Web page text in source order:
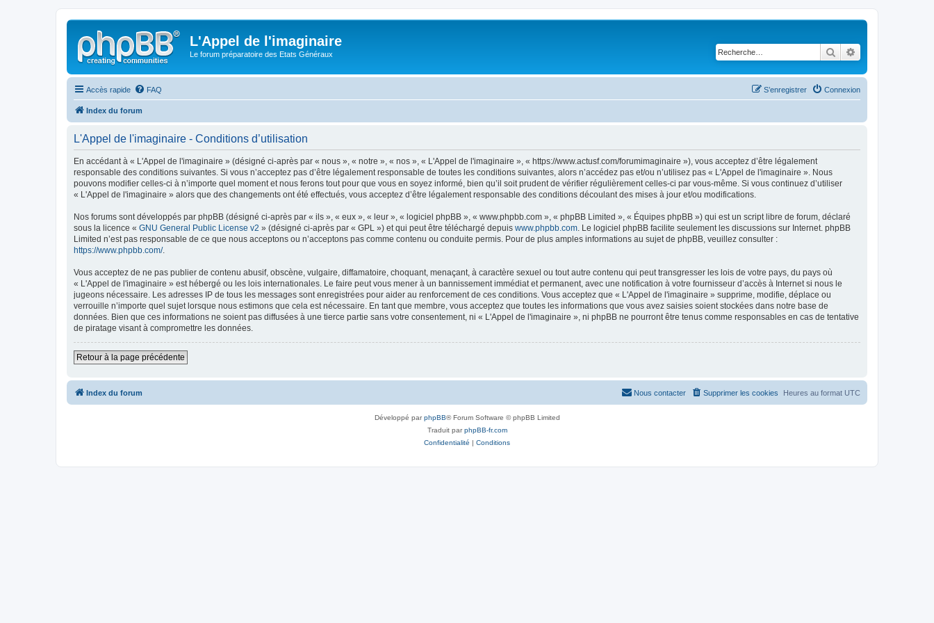
L'Appel de l'imaginaire
Le forum préparatoire des Etats Généraux Rechercher
Accès rapide FAQ Connexion
S’enregistrer
Index du forum
L'Appel de l'imaginaire - Conditions d’utilisation
En accédant à « L'Appel de l'imaginaire » (désigné ci-après par « nous », « notre », « nos », « L'Appel de l'imaginaire », « https://www.actusf.com/forumimaginaire »), vous acceptez d’être légalement
responsable des conditions suivantes. Si vous n’acceptez pas d’être légalement responsable de toutes les conditions suivantes, alors n’accédez pas et/ou n’utilisez pas « L'Appel de l'imaginaire ». Nous
pouvons modifier celles-ci à n’importe quel moment et nous ferons tout pour que vous en soyez informé, bien qu’il soit prudent de vérifier régulièrement celles-ci par vous-même. Si vous continuez d’utiliser
« L'Appel de l'imaginaire » alors que des changements ont été effectués, vous acceptez d’être légalement responsable des conditions découlant des mises à jour et/ou modifications.
Nos forums sont développés par phpBB (désigné ci-après par « ils », « eux », « leur », « logiciel phpBB », « www.phpbb.com », « phpBB Limited », « Équipes phpBB ») qui est un script libre de forum, déclaré
sous la licence « GNU General Public License v2 » (désigné ci-après par « GPL ») et qui peut être téléchargé depuis www.phpbb.com . Le logiciel phpBB facilite seulement les discussions sur Internet. phpBB
Limited n’est pas responsable de ce que nous acceptons ou n’acceptons pas comme contenu ou conduite permis. Pour de plus amples informations au sujet de phpBB, veuillez consulter :
https://www.phpbb.com/.
Vous acceptez de ne pas publier de contenu abusif, obscène, vulgaire, diffamatoire, choquant, menaçant, à caractère sexuel ou tout autre contenu qui peut transgresser les lois de votre pays, du pays où
« L'Appel de l'imaginaire » est hébergé ou les lois internationales. Le faire peut vous mener à un bannissement immédiat et permanent, avec une notification à votre fournisseur d’accès à Internet si nous le
jugeons nécessaire. Les adresses IP de tous les messages sont enregistrées pour aider au renforcement de ces conditions. Vous acceptez que « L'Appel de l'imaginaire » supprime, modifie, déplace ou
verrouille n’importe quel sujet lorsque nous estimons que cela est nécessaire. En tant que membre, vous acceptez que toutes les informations que vous avez saisies soient stockées dans notre base de
données. Bien que ces informations ne soient pas diffusées à une tierce partie sans votre consentement, ni « L'Appel de l'imaginaire », ni phpBB ne pourront être tenus comme responsables en cas de tentative
de piratage visant à compromettre les données.
Retour à la page précédente
Index du forum Heures au format UTC
Supprimer les cookies
Nous contacter
Développé parphpBB® Forum Software © phpBB Limited
Traduit parphpBB-fr.com
Confidentialité | Conditions